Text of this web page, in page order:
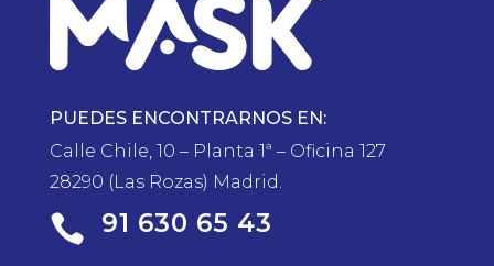
PUEDES ENCONTRARNOS EN:
Calle Chile, 10 – Planta 1ª – Oficina 127
28290 (Las Rozas) Madrid.
 91 630 65 43